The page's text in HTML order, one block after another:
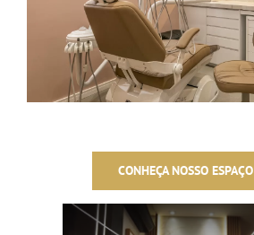
CONHEÇA NOSSO ESPAÇO